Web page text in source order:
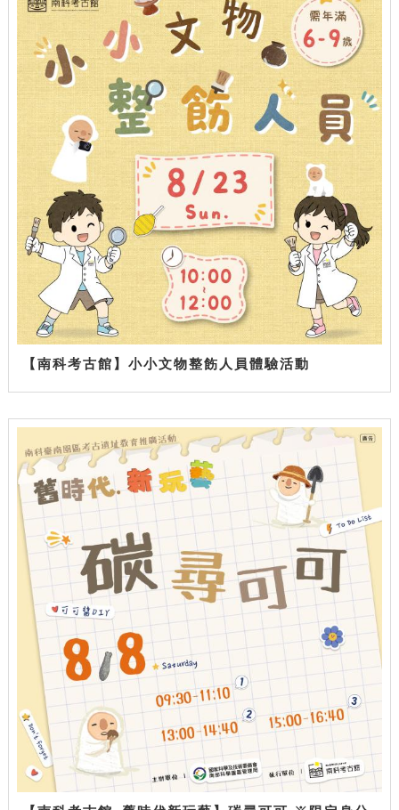
【南科考古館】小小文物整飭人員體驗活動